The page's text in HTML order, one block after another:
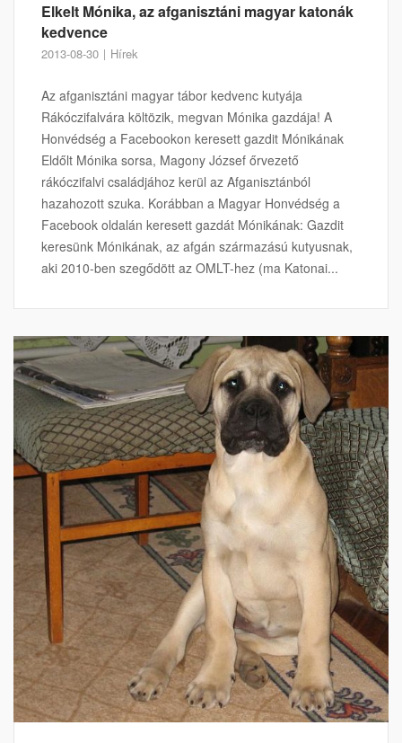
Elkelt Mónika, az afganisztáni magyar katonák
kedvence
2013-08-30 Hírek
Az afganisztáni magyar tábor kedvenc kutyája
Rákóczifalvára költözik, megvan Mónika gazdája! A
Honvédség a Facebookon keresett gazdit Mónikának
Eldőlt Mónika sorsa, Magony József őrvezető
rákóczifalvi családjához kerül az Afganisztánból
hazahozott szuka. Korábban a Magyar Honvédség a
Facebook oldalán keresett gazdát Mónikának: Gazdit
keresünk Mónikának, az afgán származású kutyusnak,
aki 2010-ben szegődött az OMLT-hez (ma Katonai...